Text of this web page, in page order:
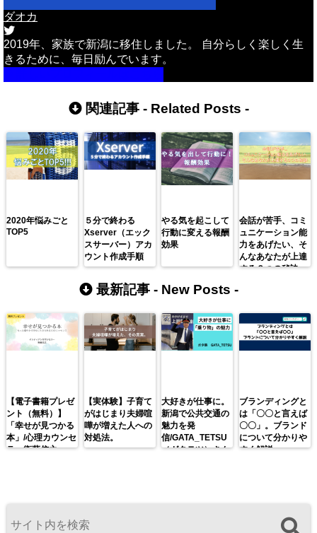
ダオカ
2019年、家族で新潟に移住しました。 自分らしく楽しく生
きるために、毎日励んでいます。
関連記事 - Related Posts -
2020年悩みごと
TOP5
５分で終わる
Xserver（エック
スサーバー）アカ
ウント作成手順
やる気を起こして
行動に変える報酬
効果
会話が苦手、コミ
ュニケーション能
力をあげたい、そ
んなあなたが上達
する３つの秘訣
最新記事 - New Posts -
【電子書籍プレゼ
ント（無料）】
「幸せが見つかる
本」/心理カウンセ
ラー衛藤信之
【実体験】子育て
がはじまり夫婦喧
嘩が増えた人への
対処法。
大好きが仕事に。
新潟で公共交通の
魅力を発
信/GATA_TETSU
（ガタテツ）さん
ブランディングと
は「〇〇と言えば
〇〇」。ブランド
について分かりや
すく解説。